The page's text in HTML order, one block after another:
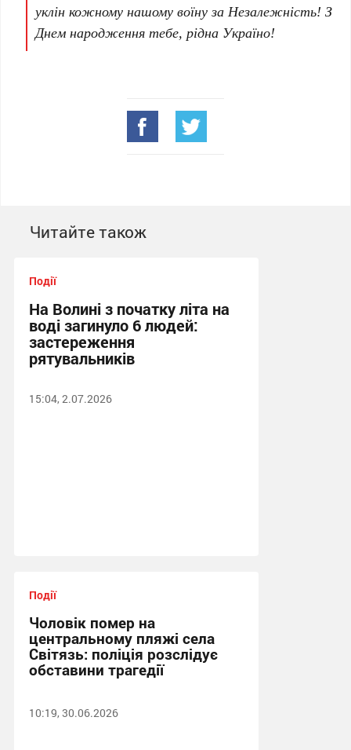
уклін кожному нашому воїну за Незалежність! З
Днем народження тебе, рідна Україно!
Читайте також
Події
На Волині з початку літа на
воді загинуло 6 людей:
застереження
рятувальників
15:04, 2.07.2026
Події
Чоловік помер на
центральному пляжі села
Світязь: поліція розслідує
обставини трагедії
10:19, 30.06.2026